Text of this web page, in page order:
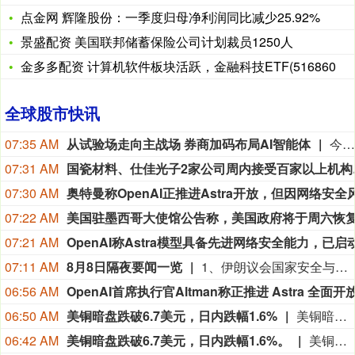
点金网 辉隆股份：一季度归母净利润同比减少25.92%
景盛配资 美国联邦储蓄保险公司计划裁员1250人
金多多配资 计算机软件板块活跃，金融科技ETF(516860
全球股市快讯
07:35 AM 从试验场走向主战场 券商加码布局AI智能体
今年以来，AI Agent（AI智能体）正在快速渗透券商的核心业务场景。易观千帆数据显示，截至2026年7月末，已有32家券商完成算法与模型备案，备案项目总数超过50个。其中，有10余家头部券商完成了多模型备案。当前，AI Agent已在券商投研、投顾、运营、审核等环节落地，应用范围持续拓宽。受访专家认为，2026年是券商AI Agent从试点走向规模化验证的关键节点。当前，大模型的推理和工具调用能力明显增强，Agent已能完成多步骤、较复杂的任务链；各券商从单点业务试水转向公司级战略布局，算力、数据、人才投入均有实质提升，发展前景极为广阔。 (上证报)
07:31 AM
国瓷
07:30 AM
07:22 AM
07:21 AM
07:11 AM 8月8日隔夜要闻一览
1、伊朗议会国家安全与外交政策委员会发言人哈桑·卡什卡维表示，伊朗与阿曼已明确霍尔木兹海峡航运相关的谅解备忘录的总体框架，最终文本及具体细节将于近期对外公布。 2、当地时间7日，伊朗总统佩泽希齐扬在就职两周年之际发表讲话，就地区局势、外交谈判及国内政治等多个问题阐述立场。谈及近期伊美停火谅解备忘录，他透露伊朗未在谈判中作出任何让步。 3、美国官员表示，阿曼与伊朗在霍尔木兹海峡问题上已取得进展，预计很快将达成协议。一旦宣布达成恢复不受阻碍的商业航运的协议，美国将解除对伊朗港口的封锁。美国的行动将继续视实际表现而定，并与伊朗履行承诺的情况挂钩。 4、当地时间8月7日，美国总统特朗普在社交平台“真实社交”发文称，将立即就联邦上诉法院阻止白宫宴会厅项目的裁决向美国最高法院提出上诉，并称该裁决“出于政治动机且违法”。 5、美国利率期货市场对美联储9月加息的预期概率有所下降。定价显示预计到12月加息幅度仅为28个基点，低于非农就业数据公布前的32个基点。 6、美联储主席凯文·沃什上任后首个完整月份的日程显示，他曾与议员、白宫官员和私营部门经济学家通话或会谈，但没有显示与美国总统唐纳德·特朗普有任何通话或会谈。 7、SpaceX宣布将联合特斯拉在美国得州启动Terafab AI芯片超级工厂项目，初期投资168亿美元，未来扩建完成后总投资预计增至1190亿美元。 8、特朗普在最高法院遭遇挫折后，仍继续推进解雇美联储理事丽莎·库克的尝试。 9、OpenAI表示，不能排除其即将推出的模型Astra具备“关键性”网络能力，这促使OpenAI扩大安全测试范围，并暂停不符合更严格安全要求的内部活动。
06:56 AM
06:50 AM 美铜暗盘跌破6.7美元，日内跌幅1.6%
美铜暗盘跌破6.7美元，日内跌幅1.6%。
06:42 AM 美铜暗盘跌破6.7美元，日内跌幅1.6%。
美铜暗盘跌破6.7美元，日内跌幅1.6%。